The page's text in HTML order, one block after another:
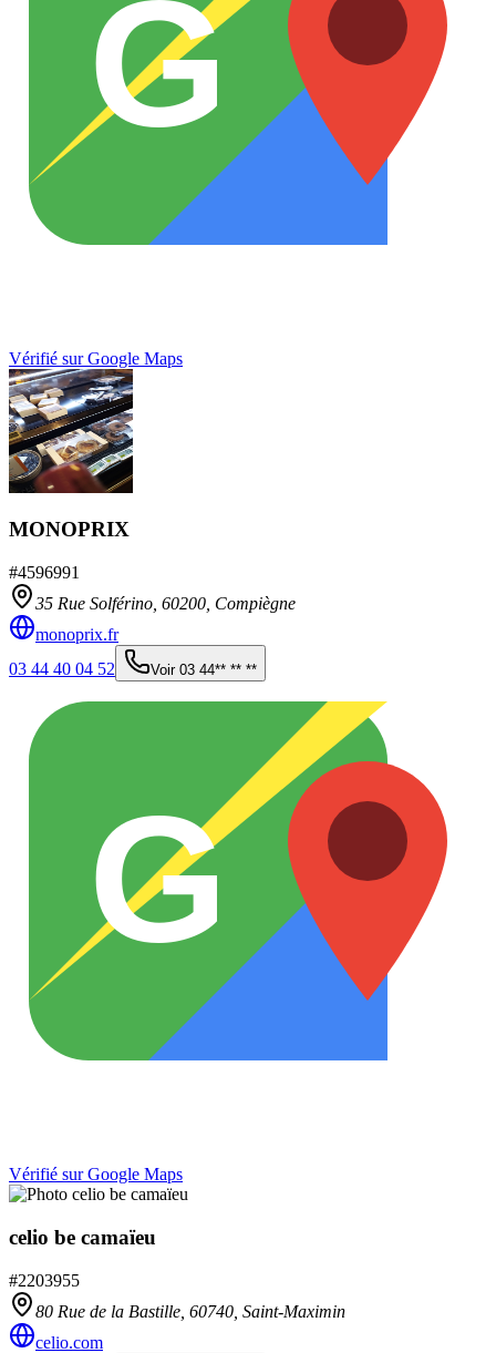
G
Vérifié sur Google Maps
MONOPRIX
#4596991
35 Rue Solférino, 60200 Compiègne
monoprix.fr
03 44 40 04 52
Voir 03 44** ** **
G
Vérifié sur Google Maps
celio be camaïeu
#2203955
80 Rue de la Bastille, 60740 Saint-Maximin
celio.com